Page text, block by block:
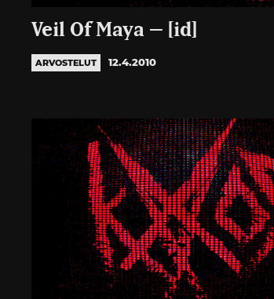
Veil Of Maya – [id]
ARVOSTELUT 12.4.2010